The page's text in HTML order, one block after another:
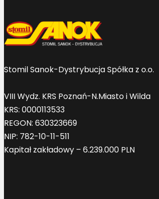
Stomil Sanok-Dystrybucja Spółka z o.o.
VIII Wydz. KRS Poznań-N.Miasto i Wilda
KRS: 0000113533
REGON: 630323669
NIP: 782-10-11-511
Kapitał zakładowy – 6.239.000 PLN